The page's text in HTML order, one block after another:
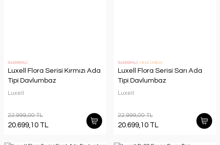
İNDİRİMLİ
Luxell Flora Serisi Kırmızı Ada
Tipi Davlumbaz
Luxell
22.999,00 TL
20.699,10 TL
İNDİRİMLİ YENİ ÜRÜN
Luxell Flora Serisi Sarı Ada
Tipi Davlumbaz
Luxell
22.999,00 TL
20.699,10 TL